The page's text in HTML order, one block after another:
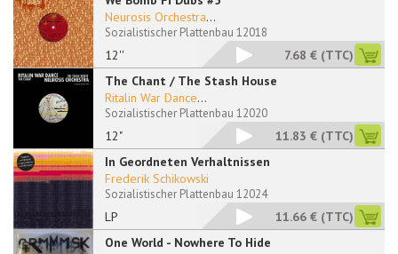
12''
Neurosis Orchestra...
Sozialistischer Plattenbau 12018
7.68 € (TTC)
The Chant / The Stash House
12"
Ritalin War Dance...
Sozialistischer Plattenbau 12020
11.83 € (TTC)
In Geordneten Verhaltnissen
LP
Frederik Schikowski
Sozialistischer Plattenbau 12024
11.66 € (TTC)
One World - Nowhere To Hide